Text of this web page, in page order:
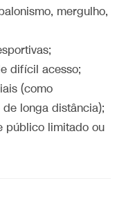
mergulho,
difícil acesso;
(como
longa distância);
público limitado ou